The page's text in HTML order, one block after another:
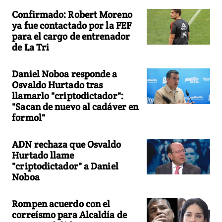
Confirmado: Robert Moreno
ya fue contactado por la FEF
para el cargo de entrenador
de La Tri
Daniel Noboa responde a
Osvaldo Hurtado tras
llamarlo "criptodictador":
"Sacan de nuevo al cadáver en
formol"
ADN rechaza que Osvaldo
Hurtado llame
"criptodictador" a Daniel
Noboa
Rompen acuerdo con el
correísmo para Alcaldía de